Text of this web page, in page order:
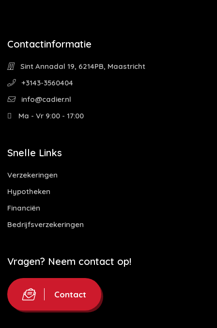
Contactinformatie
Sint Annadal 19, 6214PB, Maastricht
+3143-3560404
info@cadier.nl
Ma - Vr 9:00 - 17:00
Snelle Links
Verzekeringen
Hypotheken
Financiën
Bedrijfsverzekeringen
Vragen? Neem contact op!
Contact